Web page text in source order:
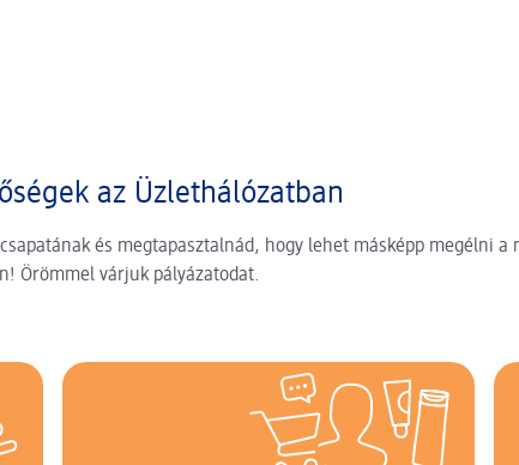
az Üzlethálózatban
és megtapasztalnád, hogy lehet másképp megélni a
Örömmel várjuk pályázatodat.